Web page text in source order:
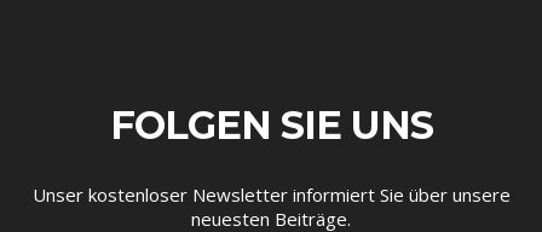
FOLGEN SIE UNS
Unser kostenloser Newsletter informiert Sie über unsere
neuesten Beiträge.